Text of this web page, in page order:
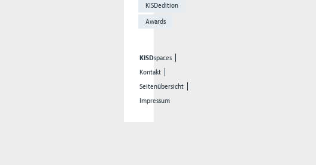
KISDedition
Awards
KISDspaces
Kontakt
Seitenübersicht
Impressum